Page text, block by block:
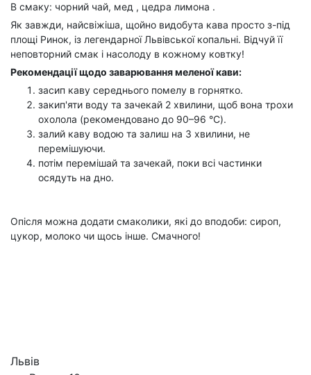
В смаку: чорний чай, мед , цедра лимона .
Як завжди, найсвіжіша, щойно видобута кава просто з-під
площі Ринок, із легендарної Львівської копальні. Відчуй її
неповторний смак і насолоду в кожному ковтку!
Рекомендації щодо заварювання меленої кави:
засип каву середнього помелу в горнятко.
закип'яти воду та зачекай 2 хвилини, щоб вона трохи
охолола (рекомендовано до 90–96 °C).
залий каву водою та залиш на 3 хвилини, не
перемішуючи.
потім перемішай та зачекай, поки всі частинки
осядуть на дно.
Опісля можна додати смаколики, які до вподоби: сироп,
цукор, молоко чи щось інше. Смачного!
Львів